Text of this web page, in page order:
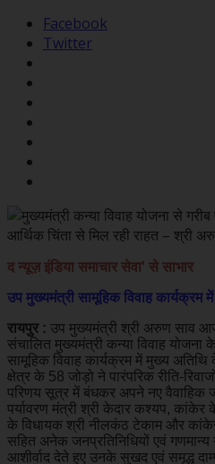
Facebook
Twitter
द न्यूज़ इंडिया समाचार सेवा' से साभार
उप मुख्यमंत्री सामूहिक विवाह कार्यक्रम
रायपुर : उप मुख्यमंत्री श्री अरुण साव आज
संचालित मुख्यमंत्री कन्या विवाह
सामूहिक विवाह कार्यक्रम में मुख्य
क्षेत्र के 58 जोड़ो ने पारंपरिक रीति-
परिणय सूत्र में बंधकर अपने नए
पर्यावरण मंत्री श्री केदार कश्यप,
के विधायक श्री नीलकंठ टेकाम और
सहित अनेक जनप्रतिनिधियों एवं गणमान्य
आशीर्वाद देते हुए उनके सुखद एवं समृद्ध